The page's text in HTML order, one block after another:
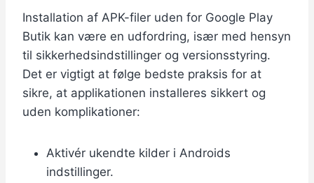
Installation af APK-filer uden for Google Play
Butik kan være en udfordring, især med hensyn
til sikkerhedsindstillinger og versionsstyring.
Det er vigtigt at følge bedste praksis for at
sikre, at applikationen installeres sikkert og
uden komplikationer:
Aktivér ukendte kilder i Androids
indstillinger.